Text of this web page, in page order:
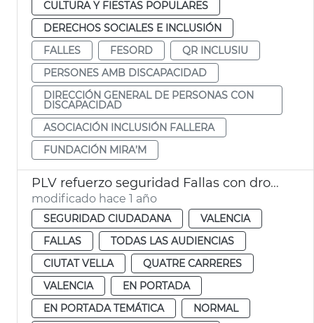
CULTURA Y FIESTAS POPULARES
DERECHOS SOCIALES E INCLUSIÓN
FALLES
FESORD
QR INCLUSIU
PERSONES AMB DISCAPACIDAD
DIRECCIÓN GENERAL DE PERSONAS CON
DISCAPACIDAD
ASOCIACIÓN INCLUSIÓN FALLERA
FUNDACIÓN MIRA’M
PLV refuerzo seguridad Fallas con drones
modificado hace 1 año
SEGURIDAD CIUDADANA
VALENCIA
FALLAS
TODAS LAS AUDIENCIAS
CIUTAT VELLA
QUATRE CARRERES
VALENCIA
EN PORTADA
EN PORTADA TEMÁTICA
NORMAL